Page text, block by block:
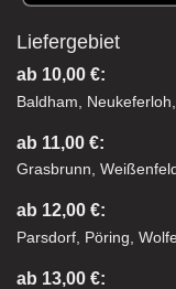
Liefergebiet
ab 10,00 €:
Baldham,
ab 11,00 €:
Grasbrunn,
ab 12,00 €:
Parsdorf, Pöring,
ab 13,00 €: